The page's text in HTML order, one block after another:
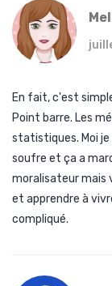
En fait, c'est
Point barre. Les
statistiques. Moi je
soufre et ça a
moralisateur mais
et apprendre à
compliqué.